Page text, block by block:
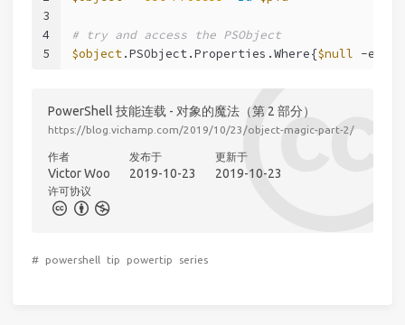
3
4
5
# try and access the PSObject
$object.PSObject.Properties.Where{$null -eq
PowerShell 技能连载 - 对象的魔法（第 2 部分）
https://blog.vichamp.com/2019/10/23/object-magic-part-2/
作者
Victor Woo
发布于
2019-10-23
更新于
2019-10-23
许可协议
# powershell tip powertip series